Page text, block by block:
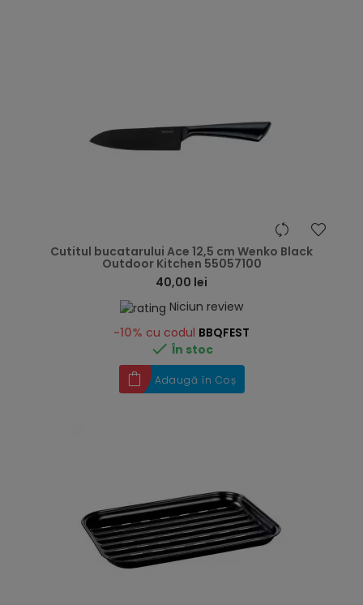
Cutitul bucatarului Ace 12,5 cm Wenko Black
Outdoor Kitchen 55057100
40,00 lei
Niciun review
-10% cu codul BBQFEST
 În stoc
Adaugă în Coș